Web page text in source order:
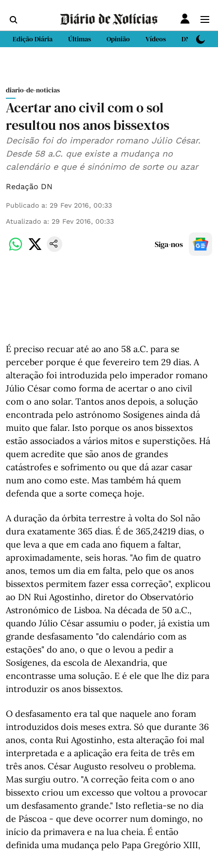
Edição Diária Últimas Opinião Vídeos DN Sport
diario-de-noticias
Acertar ano civil com o sol
resultou nos anos bissextos
Decisão foi do imperador romano Júlio César.
Desde 58 a.C. que existe a mudança no
calendário e que é sinónimo de sorte ou azar
Redação DN
Publicado a: 29 Fev 2016, 00:33
Atualizado a: 29 Fev 2016, 00:33
Siga-nos
É preciso recuar até ao ano 58 a.C. para se
perceber porque é que fevereiro tem 29 dias. A
alteração foi introduzida pelo imperador romano
Júlio César como forma de acertar o ano civil
com o ano solar. Tantos anos depois, a solução
encontrada pelo astrónomo Sosígenes ainda dá
muito que falar. Isto porque os anos bissextos
estão associados a vários mitos e superstições. Há
quem acredite que são anos de grandes
catástrofes e sofrimento ou que dá azar casar
num ano como este. Mas também há quem
defenda que a sorte começa hoje.
A duração da órbita terrestre à volta do Sol não
dura exatamente 365 dias. É de 365,24219 dias, o
que leva a que em cada ano fiquem a faltar,
aproximadamente, seis horas. "Ao fim de quatro
anos, temos um dia em falta, pelo que os anos
bissextos permitem fazer essa correção", explicou
ao DN Rui Agostinho, diretor do Observatório
Astronómico de Lisboa. Na década de 50 a.C.,
quando Júlio César assumiu o poder, já existia um
grande desfasamento "do calendário com as
estações" do ano, o que o levou a pedir a
Sosígenes, da escola de Alexandria, que
encontrasse uma solução. E é ele que lhe diz para
introduzir os anos bissextos.
O desfasamento era tal que naquele ano foram
introduzidos dois meses extra. Só que durante 36
anos, conta Rui Agostinho, esta alteração foi mal
interpretada e a aplicação era feita de três em
três anos. César Augusto resolveu o problema.
Mas surgiu outro. "A correção feita com o ano
bissexto criou um excesso que voltou a provocar
um desfasamento grande." Isto refletia-se no dia
de Páscoa - que deve ocorrer num domingo, no
início da primavera e na lua cheia. É então
definida uma mudança pelo Papa Gregório XIII,